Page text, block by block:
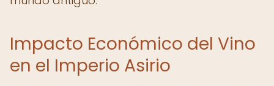
Impacto Económico del Vino
en el Imperio Asirio